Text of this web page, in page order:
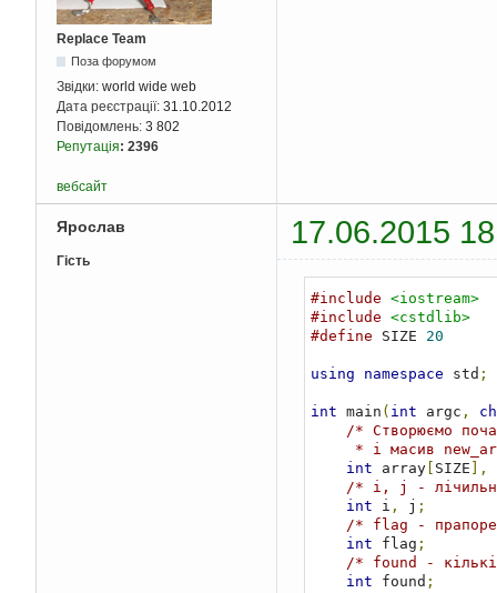
Replace Team
Поза форумом
Звідки: world wide web
Дата реєстрації: 31.10.2012
Повідомлень: 3 802
Репутація: 2396
вебсайт
Ярослав 17.06.2015
Гість
#include <iostream>
#include <cstdlib>
#define SIZE 20
using namespace std ;
int main ( int argc ,
/* Cтворюємо
* і масив
int array[ SIZE ],
/* i, j -
int i , j ;
/* flag -
int flag ;
/* found -
int found ;